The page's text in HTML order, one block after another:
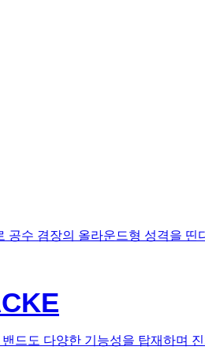
수 겸장의 올라운드형 성격을 띤
도 다양한 기능성을 탑재하며